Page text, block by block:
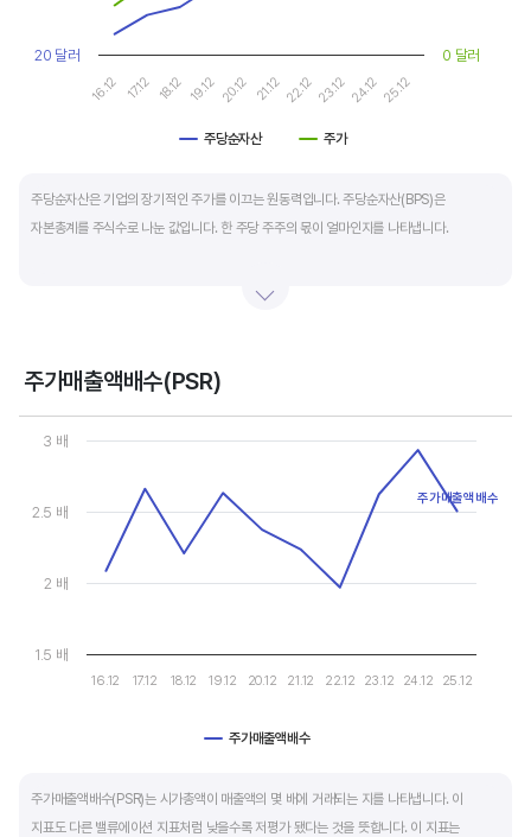
주당순자산 주가
16.12 17.12 18.12 19.12 20.12 21.12 22.12 23.12 24.12 25.12
20 달러 0 달러
주당순자산은 기업의 장기적인 주가를 이끄는 원동력입니다. 주당순자산(BPS)은
자본총계를 주식수로 나눈 값입니다. 한 주당 주주의 몫이 얼마인지를 나타냅니다.
자본총계가 빠른 속도로 증가합니다. 이에따라 주가도 오르게 됩니다.
자본을 크게 늘리지 않는 경우가 많습니다. 이에따라 부채비율(=부채/자본*100%)이나
자기자본이익률(순이익/자본총계*100%)처럼 분모에 자본총계를 넣어 계산하는
투자지표는 한국 기업에 비해 상대적으로 높게 나옵니다. 이런 부분을 감안해 미국 기업의
부채비율, 차입금 비중, 주가순자산배수 등을 판단하는 것이 좋습니다.
주가매출액배수(PSR)
Chart
Line chart with 10 data points.
The chart has 1 X axis displaying categories.
The chart has 1 Y axis displaying values. Data ranges from
주가매출액배수
16.12 17.12 18.12 19.12 20.12 21.12 22.12 23.12 24.12 25.12
1.5 배
2 배
2.5 배
3 배
주가매출액배수
주가매출액배수(PSR)는 시가총액이 매출액의 몇 배에 거래되는 지를 나타냅니다. 이
지표도 다른 밸류에이션 지표처럼 낮을수록 저평가 됐다는 것을 뜻합니다. 이 지표는